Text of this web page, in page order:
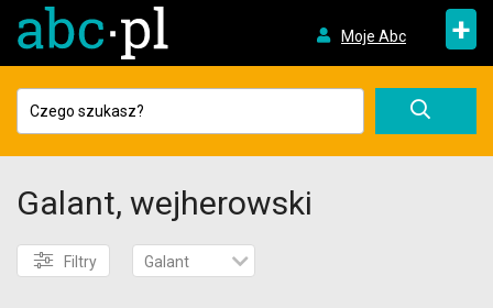
Moje Abc +
Galant, wejherowski
Filtry Galant